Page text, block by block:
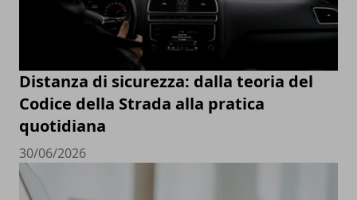
Distanza di sicurezza: dalla teoria del
Codice della Strada alla pratica
quotidiana
30/06/2026